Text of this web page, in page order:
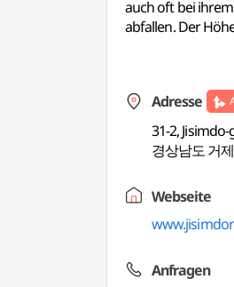
auch oft bei
abfallen. Der
Adresse
31-2,
경상남도 거
Webseite
Anfragen